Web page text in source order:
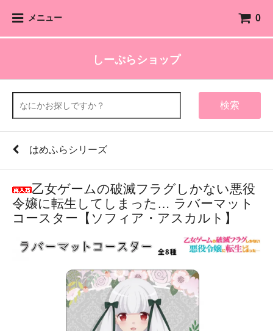
メニュー 0
しーぷらショップ
検索
はめふらシリーズ
乙女ゲームの破滅フラグしかない悪役
令嬢に転生してしまった… ラバーマット
コースター【ソフィア・アスカルト】